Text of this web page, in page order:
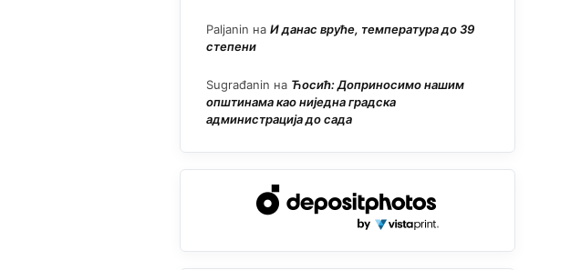
Paljanin на И данас вруће, температура до 39
степени
Sugrađanin на Ћосић: Доприносимо нашим
општинама као ниједна градска
администрација до сада